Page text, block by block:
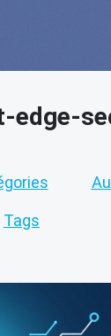
edge-
Tags